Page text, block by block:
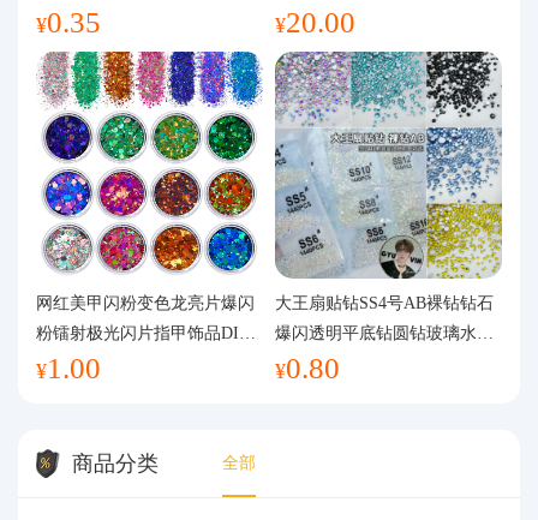
装饰品
¥0.35
伽服女
¥20.00
网红美甲闪粉变色龙亮片爆闪
粉镭射极光闪片指甲饰品DIY
手工流麻
¥1.00
大王扇贴钻SS4号AB裸钻钻石
爆闪透明平底钻圆钻玻璃水钻
美甲钻饰
¥0.80
商品分类 全部